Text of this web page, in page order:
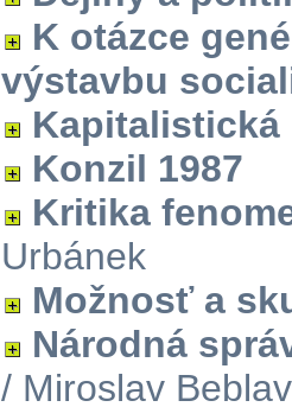
K otázce
výstavbu
Kapitalistická
Konzil 1987
Kritika
Urbánek
Možnosť a
Národná
/ Miroslav